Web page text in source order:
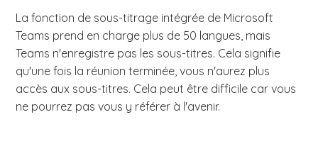
La fonction de sous-titrage intégrée de Microsoft
Teams prend en charge plus de 50 langues, mais
Teams n'enregistre pas les sous-titres. Cela signifie
qu'une fois la réunion terminée, vous n'aurez plus
accès aux sous-titres. Cela peut être difficile car vous
ne pourrez pas vous y référer à l'avenir.